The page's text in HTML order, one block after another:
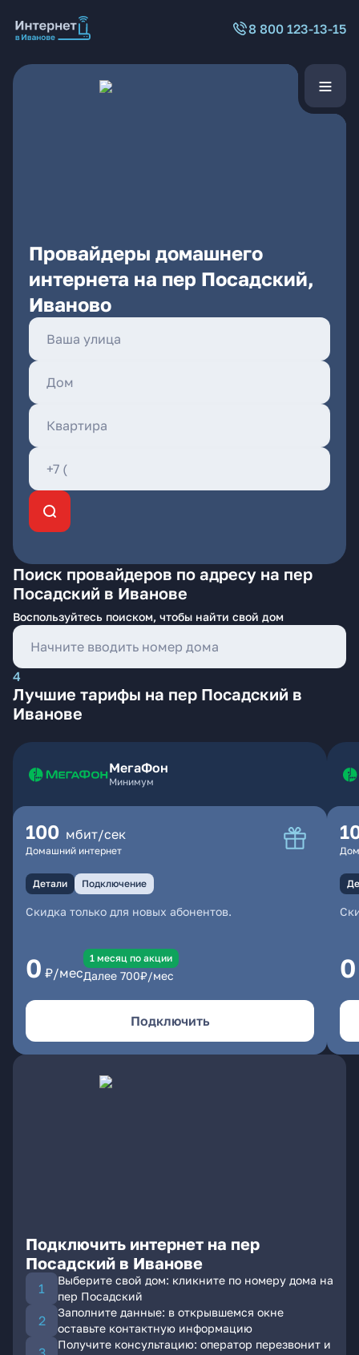
8 800 123-13-15
Провайдеры домашнего
интернета на пер Посадский,
Иваново
Поиск провайдеров по адресу на пер
Посадский в Иванове
Воспользуйтесь поиском, чтобы найти свой дом
4
Лучшие тарифы на пер Посадский в
Иванове
МегаФон
Минимум
100 мбит/сек
Домашний интернет
Детали Подключение
Скидка только для новых абонентов.
0 ₽/мес
1 месяц по акции
Далее 700₽/мес
Подключить
0
Подключить интернет на пер
Посадский в Иванове
Выберите свой дом: кликните по номеру дома на
пер Посадский
Заполните данные: в открывшемся окне
оставьте контактную информацию
Получите консультацию: оператор перезвонит и